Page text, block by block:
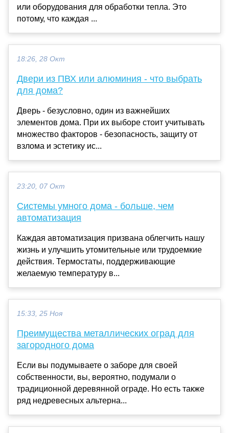
или оборудования для обработки тепла. Это
потому, что каждая ...
18:26, 28 Окт
Двери из ПВХ или алюминия - что выбрать
для дома?
Дверь - безусловно, один из важнейших
элементов дома. При их выборе стоит учитывать
множество факторов - безопасность, защиту от
взлома и эстетику ис...
23:20, 07 Окт
Системы умного дома - больше, чем
автоматизация
Каждая автоматизация призвана облегчить нашу
жизнь и улучшить утомительные или трудоемкие
действия. Термостаты, поддерживающие
желаемую температуру в...
15:33, 25 Ноя
Преимущества металлических оград для
загородного дома
Если вы подумываете о заборе для своей
собственности, вы, вероятно, подумали о
традиционной деревянной ограде. Но есть также
ряд недревесных альтерна...